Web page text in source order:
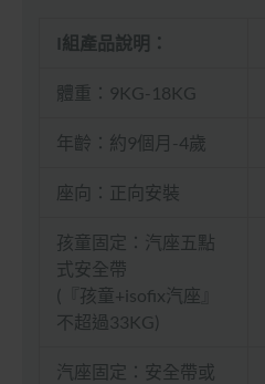
I組產品說明：
體重：9KG-18KG
年齡：約9個月-4歲
座向：正向安裝
孩童固定：汽座五點
式安全帶
(『孩童+isofix汽座』
不超過33KG)
汽座固定：安全帶或